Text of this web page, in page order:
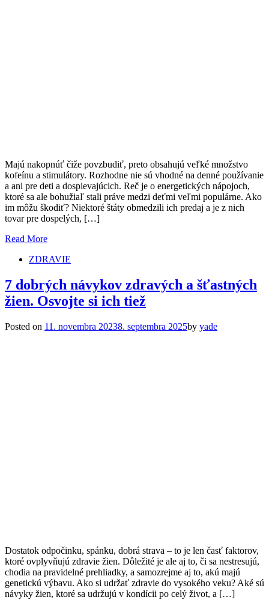
Majú nakopnúť čiže povzbudiť, preto obsahujú veľké množstvo
kofeínu a stimulátory. Rozhodne nie sú vhodné na denné používanie
a ani pre deti a dospievajúcich. Reč je o energetických nápojoch,
ktoré sa ale bohužiaľ stali práve medzi deťmi veľmi populárne. Ako
im môžu škodiť? Niektoré štáty obmedzili ich predaj a je z nich
tovar pre dospelých, […]
Read More
ZDRAVIE
7 dobrých návykov zdravých a šťastných
žien. Osvojte si ich tiež
Posted on 11. novembra 20238. septembra 2025by yade
Dostatok odpočinku, spánku, dobrá strava – to je len časť faktorov,
ktoré ovplyvňujú zdravie žien. Dôležité je ale aj to, či sa nestresujú,
chodia na pravidelné prehliadky, a samozrejme aj to, akú majú
genetickú výbavu. Ako si udržať zdravie do vysokého veku? Aké sú
návyky žien, ktoré sa udržujú v kondícii po celý život, a […]